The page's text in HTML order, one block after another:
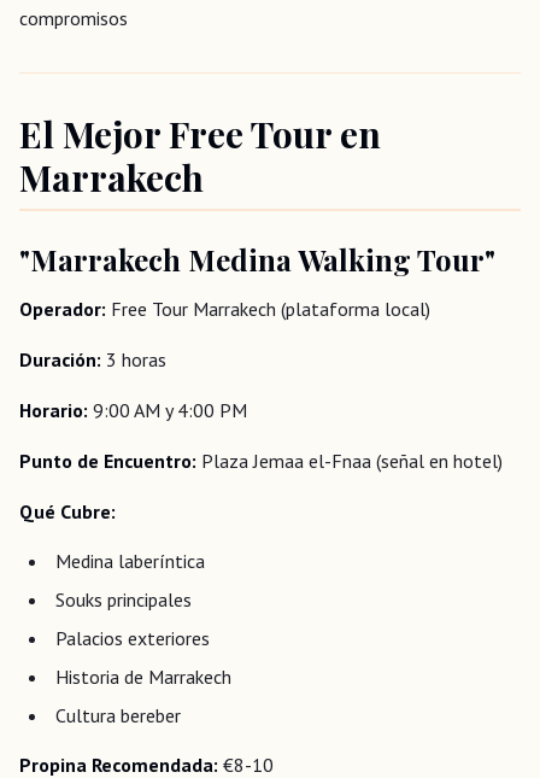
compromisos
El Mejor Free Tour en
Marrakech
"Marrakech Medina Walking Tour"
Operador: Free Tour Marrakech (plataforma local)
Duración: 3 horas
Horario: 9:00 AM y 4:00 PM
Punto de Encuentro: Plaza Jemaa el-Fnaa (señal en hotel)
Qué Cubre:
Medina laberíntica
Souks principales
Palacios exteriores
Historia de Marrakech
Cultura bereber
Propina Recomendada: €8-10